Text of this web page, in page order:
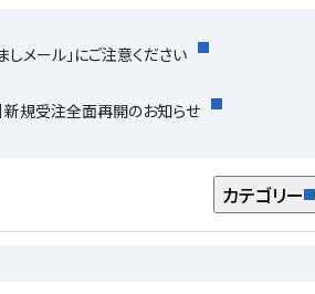
メール」にご注意ください
新規受注全面再開のお知らせ
カテゴリー